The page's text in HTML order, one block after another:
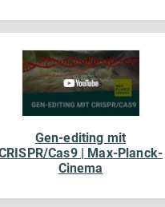
Gen-editing mit
Cas9 | Max-Planck-
Cinema